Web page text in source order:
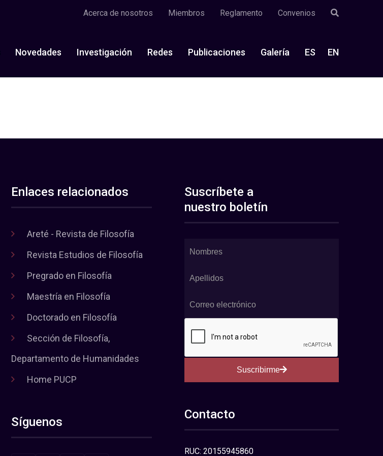
Acerca de nosotros Miembros Reglamento Convenios
Novedades Investigación Redes Publicaciones Galería ES EN
Enlaces relacionados
Areté - Revista de Filosofía
Revista Estudios de Filosofía
Pregrado en Filosofía
Maestría en Filosofía
Doctorado en Filosofía
Sección de Filosofía,
Departamento de Humanidades
Home PUCP
Síguenos
Suscríbete a
nuestro boletín
Suscribirme
Contacto
RUC: 20155945860